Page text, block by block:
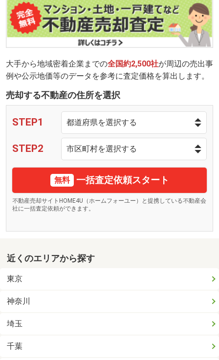
大手から地域密着企業までの全国約2,500社が周辺の売出事
例や公示地価等のデータを参考に査定価格を算出します。
売却する不動産の住所を選択
STEP1
STEP2
無料 一括査定依頼スタート
不動産売却サイトHOME4U（ホームフォーユー）と提携している不動産会
社に一括査定依頼ができます。
近くのエリアから探す
東京
神奈川
埼玉
千葉